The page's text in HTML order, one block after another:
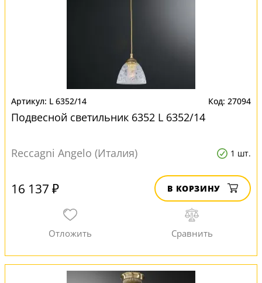
L 6352/14 27094
Подвесной светильник 6352 L 6352/14
Reccagni Angelo (Италия) 1 шт.
16 137 ₽ В КОРЗИНУ